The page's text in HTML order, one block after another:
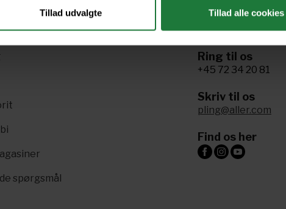
Tillad udvalgte Tillad alle cookies
spørgsmål
Ring til os
+45 72 34 20 81
Skriv til os
pling@aller.com
Find os her